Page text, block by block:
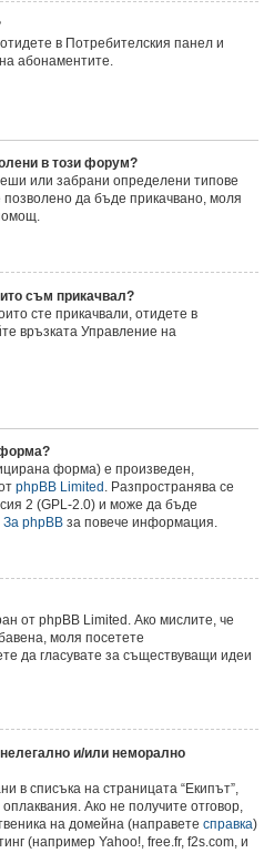
в Потребителския панел и
абонаментите.
в този форум?
или забрани определени типове
позволено да бъде прикачвано, моля
съм прикачвал?
сте прикачвали, отидете в
връзката Управление на
форма) е произведен,
phpBB Limited . Разпространява се
2 (GPL-2.0) и може да бъде
За phpBB за повече информация.
от phpBB Limited. Ако мислите, че
моля посетете
да гласувате за съществуващи идеи
и/или неморално
в списъка на страницата “Екипът”,
Ако не получите отговор,
на домейна (направете справка)
(например Yahoo!, free.fr, f2s.com, и